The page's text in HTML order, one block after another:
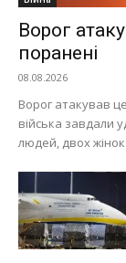
Ворог
поранені
08.08.2026
Ворог атакував
війська завдали
людей, двох жінок